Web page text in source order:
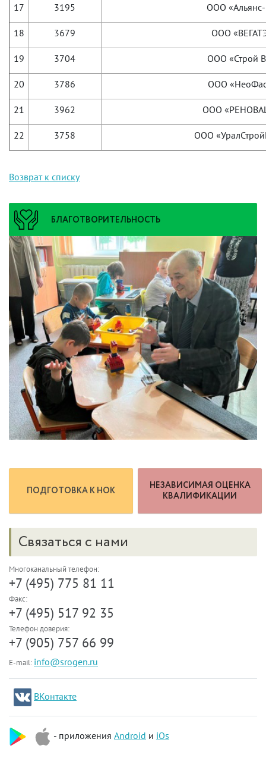
17 3195 ООО «Альянс-
18 3679 ООО
19 3704 ООО «Строй
20 3786 ООО
21 3962 ООО
22 3758 ООО
Возврат к списку
БЛАГОТВОРИТЕЛЬНОСТЬ
ПОДГОТОВКА К НОК
НЕЗАВИСИМАЯ ОЦЕНКА
КВАЛИФИКАЦИИ
Связаться с нами
Многоканальный телефон:
+7 (495) 775 81 11
Факс:
+7 (495) 517 92 35
Телефон доверия:
+7 (905) 757 66 99
E-mail: info@srogen.ru
ВКонтакте
- приложения Android и iOs